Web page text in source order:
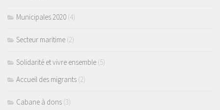
Municipales 2020 (4)
Secteur maritime (2)
Solidarité et vivre ensemble (5)
Accueil des migrants (2)
Cabane à dons (3)